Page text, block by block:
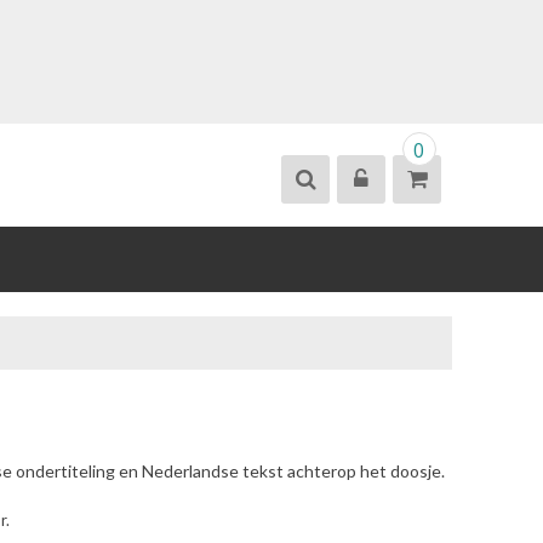
0
ondertiteling en Nederlandse tekst achterop het doosje.